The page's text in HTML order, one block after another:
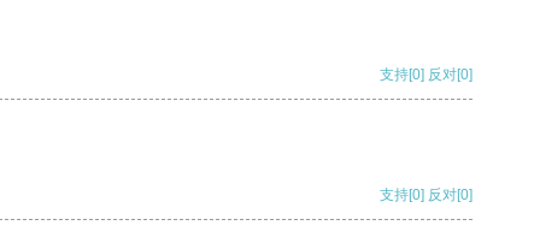
支持[0] 反对[0]
支持[0] 反对[0]